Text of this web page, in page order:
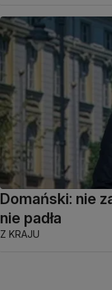
Domański: nie
nie padła
Z KRAJU